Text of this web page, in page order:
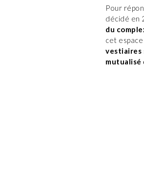
Pour
décidé en
du
cet
vestiaires
mutualisé